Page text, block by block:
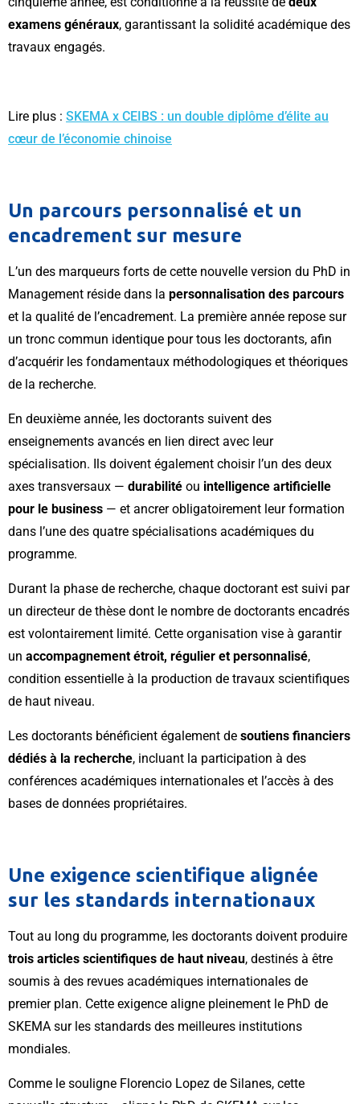
examens généraux, garantissant la solidité académique des
travaux engagés.
Lire plus : SKEMA x CEIBS : un double diplôme d’élite au
cœur de l’économie chinoise
Un parcours personnalisé et un
encadrement sur mesure
L’un des marqueurs forts de cette nouvelle version du PhD in
Management réside dans la personnalisation des parcours
et la qualité de l’encadrement. La première année repose sur
un tronc commun identique pour tous les doctorants, afin
d’acquérir les fondamentaux méthodologiques et théoriques
de la recherche.
En deuxième année, les doctorants suivent des
enseignements avancés en lien direct avec leur
spécialisation. Ils doivent également choisir l’un des deux
axes transversaux — durabilité ou intelligence artificielle
pour le business — et ancrer obligatoirement leur formation
dans l’une des quatre spécialisations académiques du
programme.
Durant la phase de recherche, chaque doctorant est suivi par
un directeur de thèse dont le nombre de doctorants encadrés
est volontairement limité. Cette organisation vise à garantir
un accompagnement étroit, régulier et personnalisé,
condition essentielle à la production de travaux scientifiques
de haut niveau.
Les doctorants bénéficient également de soutiens financiers
dédiés à la recherche, incluant la participation à des
conférences académiques internationales et l’accès à des
bases de données propriétaires.
Une exigence scientifique alignée
sur les standards internationaux
Tout au long du programme, les doctorants doivent produire
trois articles scientifiques de haut niveau, destinés à être
soumis à des revues académiques internationales de
premier plan. Cette exigence aligne pleinement le PhD de
SKEMA sur les standards des meilleures institutions
mondiales.
Comme le souligne Florencio Lopez de Silanes, cette